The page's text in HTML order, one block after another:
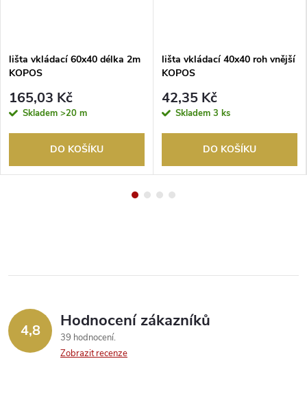
lišta vkládací 60x40 délka 2m
KOPOS
165,03 Kč
Skladem >20 m
DO KOŠÍKU
lišta vkládací 40x40 roh vnější
KOPOS
42,35 Kč
Skladem 3 ks
DO KOŠÍKU
4,8 Hodnocení zákazníků
39 hodnocení
Zobrazit recenze